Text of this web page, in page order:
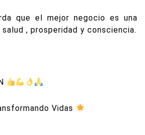
que el mejor negocio es una
, prosperidad y consciencia.
Vidas